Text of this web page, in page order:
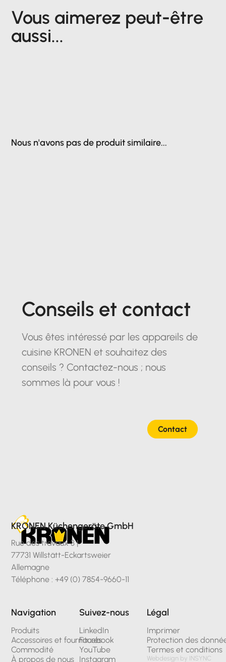
Vous aimerez peut-être
aussi...
Nous n'avons pas de produit similaire...
Conseils et contact
Vous êtes intéressé par les appareils de
cuisine KRONEN et souhaitez des
conseils ? Contactez-nous ; nous
sommes là pour vous !
Contact
KRONEN Küchengeräte GmbH
Rue des travaux 3 |
77731 Willstätt-Eckartsweier
Allemagne
Téléphone : +49 (0) 7854-9660-11
Navigation
Produits
Accessoires et fournitures
Commodité
À propos de nous
Suivez-nous
LinkedIn
Facebook
YouTube
Instagram
Légal
Imprimer
Protection des
Termes et conditions
Webdesign by INSYNC